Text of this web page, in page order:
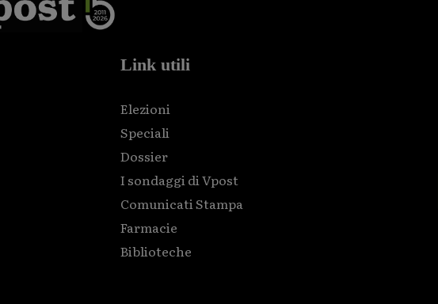
Link utili
Elezioni
Speciali
Dossier
I sondaggi di Vpost
Comunicati Stampa
Farmacie
Biblioteche